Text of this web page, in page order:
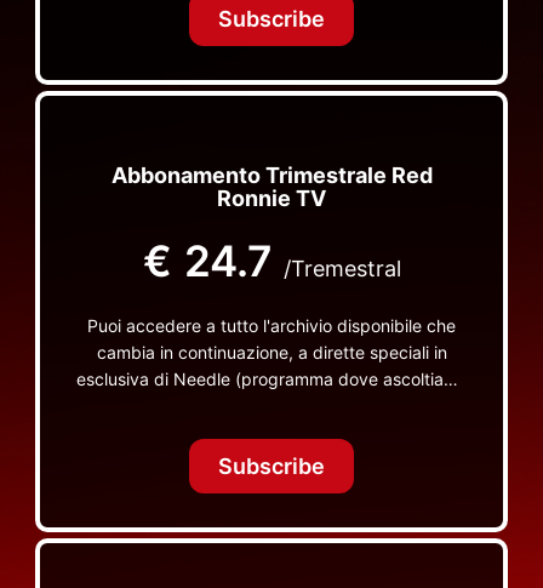
TV non visibili da nessuna altra parte
Subscribe
Abbonamento Trimestrale Red
Ronnie TV
€ 24.7 /Tremestral
Puoi accedere a tutto l'archivio disponibile che
cambia in continuazione, a dirette speciali in
esclusiva di Needle (programma dove ascoltiamo
TV non visibili da nessuna altra parte
Subscribe